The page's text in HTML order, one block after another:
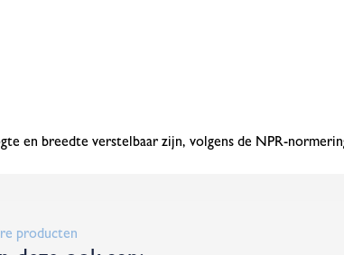
en breedte verstelbaar zijn, volgens de NPR-
producten